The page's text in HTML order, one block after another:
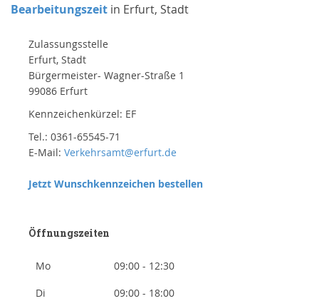
Bearbeitungszeit in Erfurt, Stadt
Zulassungsstelle
Erfurt, Stadt
Bürgermeister- Wagner-Straße 1
99086 Erfurt
Kennzeichenkürzel: EF
Tel.: 0361-65545-71
E-Mail: Verkehrsamt@erfurt.de
Jetzt Wunschkennzeichen bestellen
Öffnungszeiten
Mo
09:00 - 12:30
Di
09:00 - 18:00